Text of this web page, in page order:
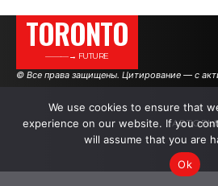
TORONTO
———→ FUTURE
© Все права защищены. Цитирование — с
АВТОРЫ
We use cookies to ensure that
experience on our website. If you
will assume that you are
Ok